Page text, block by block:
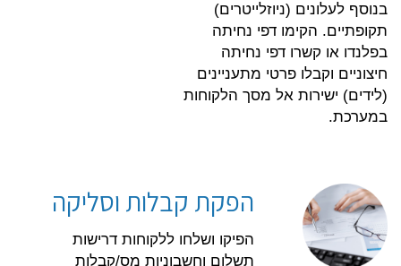
בנוסף לעלונים (ניוזלייטרים)
תקופתיים. הקימו דפי נחיתה
בפלנדו או קשרו דפי נחיתה
חיצוניים וקבלו פרטי מתעניינים
(לידים) ישירות אל מסך הלקוחות
במערכת.
הפקת קבלות וסליקה
הפיקו ושלחו ללקוחות דרישות
תשלום וחשבוניות מס/קבלות